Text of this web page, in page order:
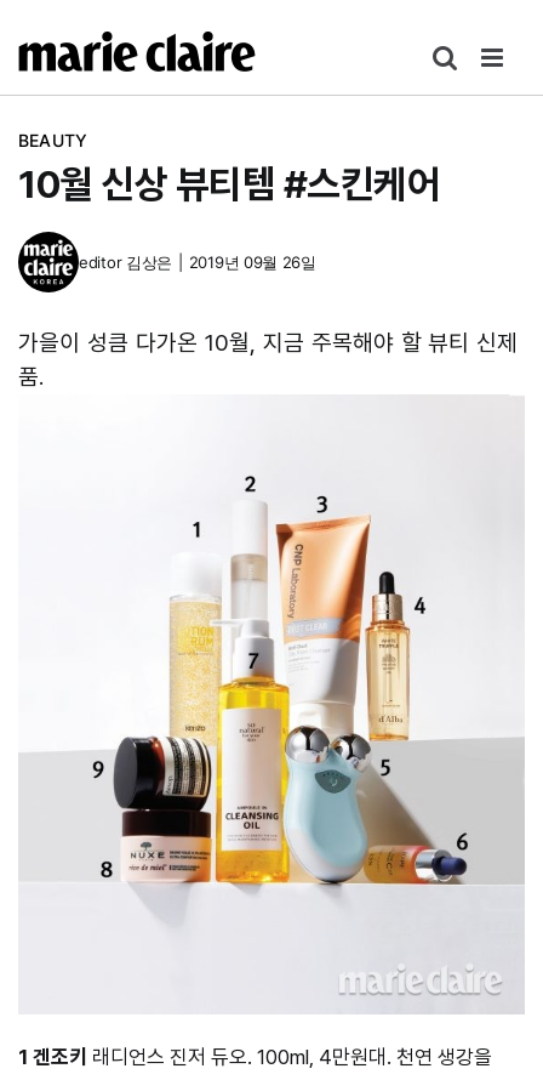
텐
BEAUTY
10월 신상 뷰티템 #스킨케어
editor 김상은 2019년 09월 26일
가을이 성큼 다가온 10월, 지금 주목해야 할 뷰티 신제
품.
1 겐조키 래디언스 진저 듀오. 100ml, 4만원대. 천연 생강을